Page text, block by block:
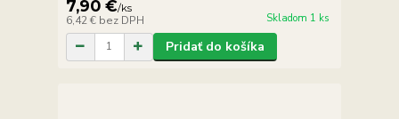
7,90 €/ks
6,42 € bez DPH Skladom 1 ks
Pridať do košíka